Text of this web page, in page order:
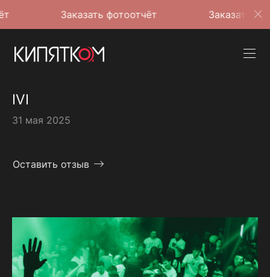
Заказать фотоотчёт Заказать фотоотчёт
IVI
31 мая 2025
Оставить отзыв